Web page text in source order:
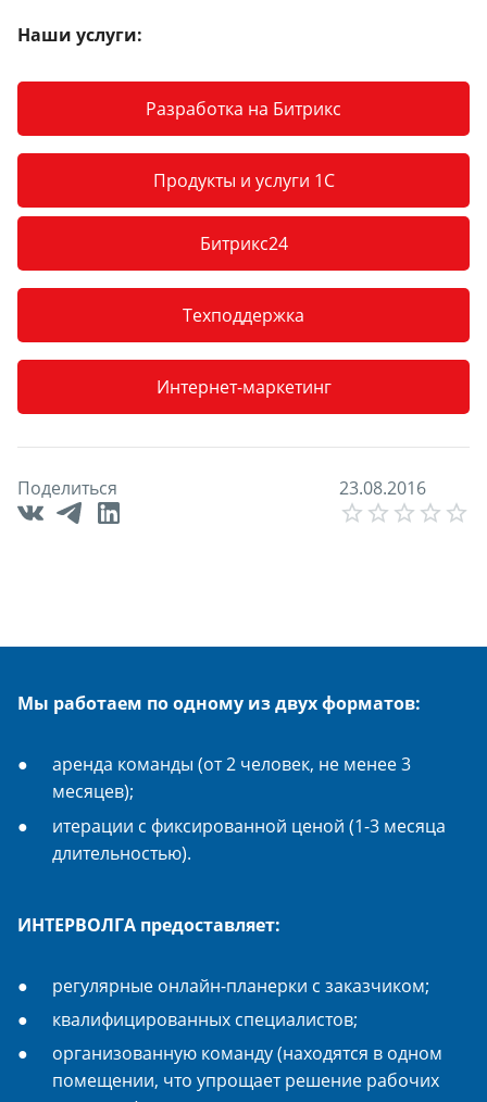
Наши услуги:
Разработка на Битрикс
Продукты и услуги 1С
Битрикс24
Техподдержка
Интернет-маркетинг
Поделиться 23.08.2016
Мы работаем по одному из двух форматов:
аренда команды (от 2 человек, не менее 3
месяцев);
итерации с фиксированной ценой (1-3 месяца
длительностью).
ИНТЕРВОЛГА предоставляет:
регулярные онлайн-планерки с заказчиком;
квалифицированных специалистов;
организованную команду (находятся в одном
помещении, что упрощает решение рабочих